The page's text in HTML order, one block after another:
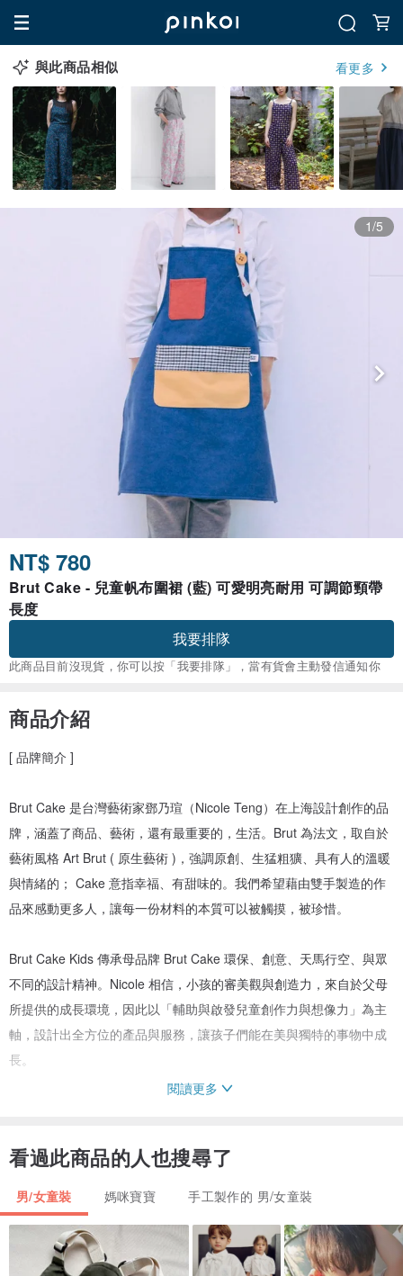
與此商品相似 看更多
1/5
NT$ 780
Brut Cake - 兒童帆布圍裙 (藍) 可愛明亮耐用 可調節頸帶
長度
我要排隊
此商品目前沒現貨，你可以按「我要排隊」，當有貨會主動發信通知你
商品介紹
[ 品牌簡介 ]
Brut Cake 是台灣藝術家鄧乃瑄（Nicole Teng）在上海設計創作的品
牌，涵蓋了商品、藝術，還有最重要的，生活。Brut 為法文，取自於
藝術風格 Art Brut ( 原生藝術 )，強調原創、生猛粗獷、具有人的溫暖
與情緒的； Cake 意指幸福、有甜味的。我們希望藉由雙手製造的作
品來感動更多人，讓每一份材料的本質可以被觸摸，被珍惜。
Brut Cake Kids 傳承母品牌 Brut Cake 環保、創意、天馬行空、與眾
不同的設計精神。Nicole 相信，小孩的審美觀與創造力，來自於父母
所提供的成長環境，因此以「輔助與啟發兒童創作力與想像力」為主
軸，設計出全方位的產品與服務，讓孩子們能在美與獨特的事物中成
長。
尺寸 : 高 50 公分 x 上寬 17 公分、中寬 47 公分、下寬 55 公分
胸口帆布口袋 : 長 8 公分 x 寬 8 公分
閱讀更多
看過此商品的人也搜尋了
男/女童裝 媽咪寶寶 手工製作的 男/女童裝